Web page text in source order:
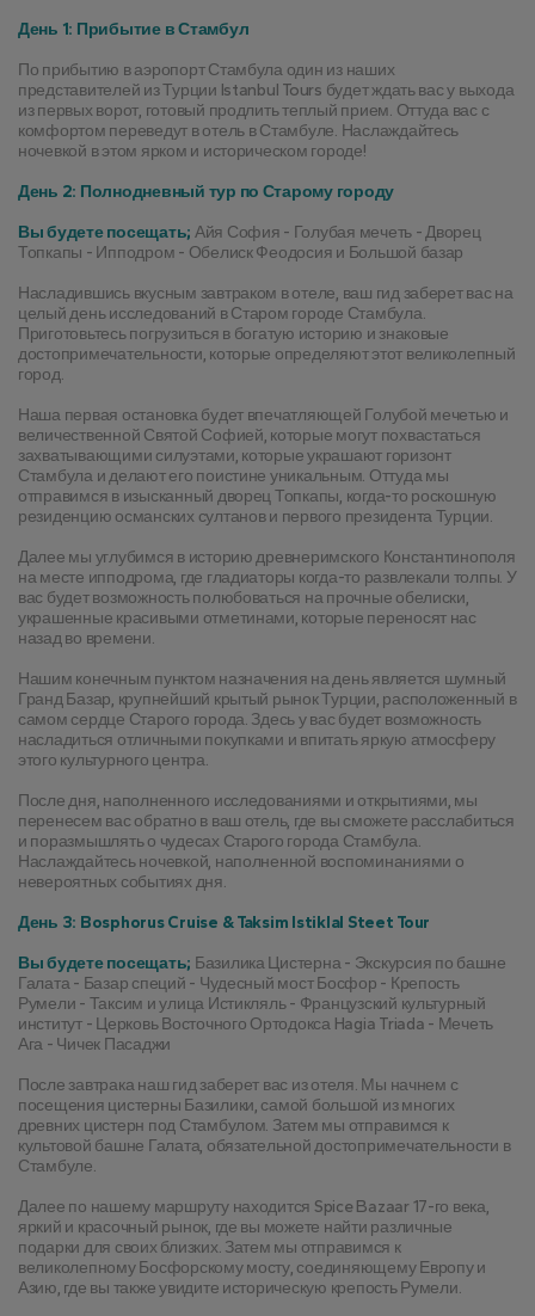
День 1: Прибытие в Стамбул
По прибытию в аэропорт Стамбула один из наших
представителей из Турции Istanbul Tours будет ждать вас у выхода
из первых ворот, готовый продлить теплый прием. Оттуда вас с
комфортом переведут в отель в Стамбуле. Наслаждайтесь
ночевкой в этом ярком и историческом городе!
День 2: Полнодневный тур по Старому городу
Вы будете посещать; Айя София - Голубая мечеть - Дворец
Топкапы - Ипподром - Обелиск Феодосия и Большой базар
Насладившись вкусным завтраком в отеле, ваш гид заберет вас на
целый день исследований в Старом городе Стамбула.
Приготовьтесь погрузиться в богатую историю и знаковые
достопримечательности, которые определяют этот великолепный
город.
Наша первая остановка будет впечатляющей Голубой мечетью и
величественной Святой Софией, которые могут похвастаться
захватывающими силуэтами, которые украшают горизонт
Стамбула и делают его поистине уникальным. Оттуда мы
отправимся в изысканный дворец Топкапы, когда-то роскошную
резиденцию османских султанов и первого президента Турции.
Далее мы углубимся в историю древнеримского Константинополя
на месте ипподрома, где гладиаторы когда-то развлекали толпы. У
вас будет возможность полюбоваться на прочные обелиски,
украшенные красивыми отметинами, которые переносят нас
назад во времени.
Нашим конечным пунктом назначения на день является шумный
Гранд Базар, крупнейший крытый рынок Турции, расположенный в
самом сердце Старого города. Здесь у вас будет возможность
насладиться отличными покупками и впитать яркую атмосферу
этого культурного центра.
После дня, наполненного исследованиями и открытиями, мы
перенесем вас обратно в ваш отель, где вы сможете расслабиться
и поразмышлять о чудесах Старого города Стамбула.
Наслаждайтесь ночевкой, наполненной воспоминаниями о
невероятных событиях дня.
День 3: Bosphorus Cruise & Taksim Istiklal Steet Tour
Вы будете посещать; Базилика Цистерна - Экскурсия по башне
Галата - Базар специй - Чудесный мост Босфор - Крепость
Румели - Таксим и улица Истикляль - Французский культурный
институт - Церковь Восточного Ортодокса Hagia Triada - Мечеть
Ага - Чичек Пасаджи
После завтрака наш гид заберет вас из отеля. Мы начнем с
посещения цистерны Базилики, самой большой из многих
древних цистерн под Стамбулом. Затем мы отправимся к
культовой башне Галата, обязательной достопримечательности в
Стамбуле.
Далее по нашему маршруту находится Spice Bazaar 17-го века,
яркий и красочный рынок, где вы можете найти различные
подарки для своих близких. Затем мы отправимся к
великолепному Босфорскому мосту, соединяющему Европу и
Азию, где вы также увидите историческую крепость Румели.